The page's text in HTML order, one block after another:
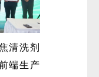
清洗剂
端生产